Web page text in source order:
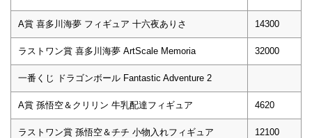
A賞 喜多川海夢 フィギュア 十六夜ありさ 14300
ラストワン賞 喜多川海夢 ArtScale Memoria 32000
一番くじ ドラゴンボール Fantastic Adventure 2
A賞 孫悟空＆クリリン 牛乳配達フィギュア 4620
ラストワン賞 孫悟空＆チチ 小物入れフィギュア 12100